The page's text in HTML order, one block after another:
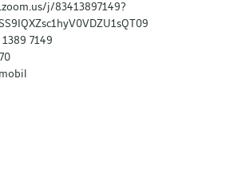
j/83413897149?
7149